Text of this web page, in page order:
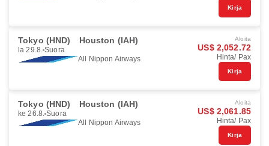
Kirja
Tokyo (HND) Houston (IAH)
la 29.8. Suora
All Nippon Airways
Aloita
US$ 2,052.72
Hinta/ Pax
Kirja
Tokyo (HND) Houston (IAH)
ke 26.8. Suora
All Nippon Airways
Aloita
US$ 2,061.85
Hinta/ Pax
Kirja